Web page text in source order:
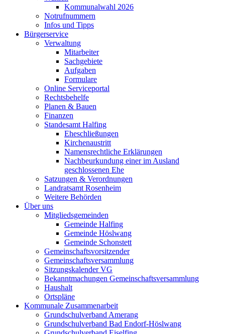
Kommunalwahl 2026
Notrufnummern
Infos und Tipps
Bürgerservice
Verwaltung
Mitarbeiter
Sachgebiete
Aufgaben
Formulare
Online Serviceportal
Rechtsbehelfe
Planen & Bauen
Finanzen
Standesamt Halfing
Eheschließungen
Kirchenaustritt
Namensrechtliche Erklärungen
Nachbeurkundung einer im Ausland
geschlossenen Ehe
Satzungen & Verordnungen
Landratsamt Rosenheim
Weitere Behörden
Über uns
Mitgliedsgemeinden
Gemeinde Halfing
Gemeinde Höslwang
Gemeinde Schonstett
Gemeinschaftsvorsitzender
Gemeinschaftsversammlung
Sitzungskalender VG
Bekanntmachungen Gemeinschaftsversammlung
Haushalt
Ortspläne
Kommunale Zusammenarbeit
Grundschulverband Amerang
Grundschulverband Bad Endorf-Höslwang